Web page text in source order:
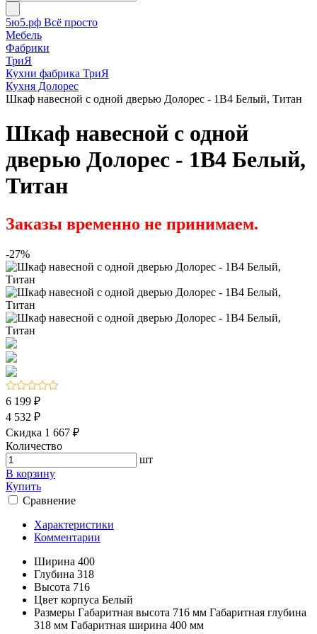
5ю5.рф Всё просто
Мебель
Фабрики
ТриЯ
Кухни фабрика ТриЯ
Кухня Долорес
Шкаф навесной c одной дверью Долорес - 1В4 Белый, Титан
Шкаф навесной c одной
дверью Долорес - 1В4 Белый,
Титан
Заказы временно не принимаем.
-27%
6 199 ₽
4 532 ₽
Скидка 1 667 ₽
Количество
шт
В корзину
Купить
Сравнение
Характеристики
Комментарии
Ширина 400
Глубина 318
Высота 716
Цвет корпуса Белый
Размеры Габаритная высота 716 мм Габаритная глубина
318 мм Габаритная ширина 400 мм